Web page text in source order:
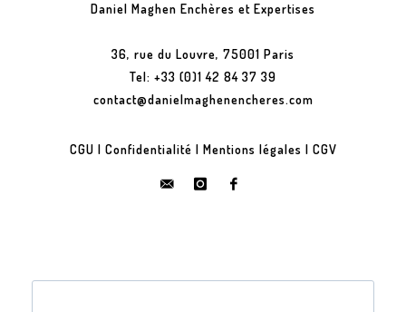
Daniel Maghen Enchères et Expertises
36, rue du Louvre, 75001 Paris
Tel: +33 (0)1 42 84 37 39
contact@danielmaghenencheres.com
CGU | Confidentialité | Mentions légales | CGV